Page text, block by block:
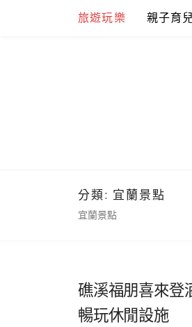
旅遊玩樂 親子育
分類: 宜蘭景點
宜蘭景點
礁溪福朋喜來登
暢玩休閒設施